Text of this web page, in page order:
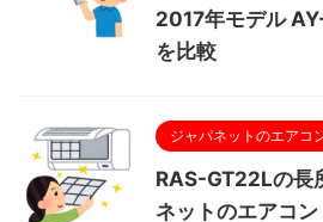
2017年モデル
を比較
ジャパネットのエアコ
RAS-GT22Lの長
ネットのエアコ